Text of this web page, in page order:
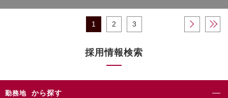
1 2 3 › »
採用情報検索
勤務地 から探す